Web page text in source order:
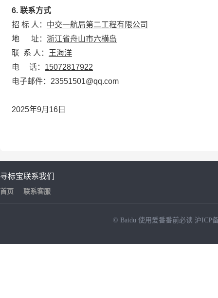
6. 联系方式
招 标 人： 中交一航局第二工程有限公司
地 址： 浙江省舟山市六横岛
联 系 人：
王海洋
电 话： 15072817922
电子邮件：23551501@qq.com
2025年9月16日
寻标宝
首页
联系我们
联系客服
© Baidu 使用爱番番前必读 沪ICP